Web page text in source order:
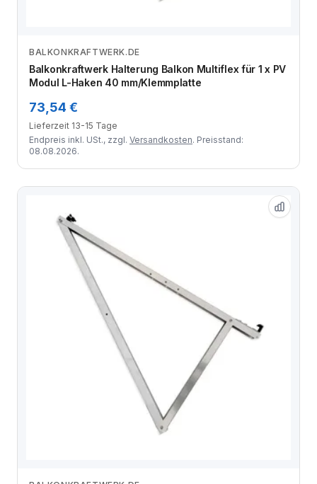
Zum Angebot
BALKONKRAFTWERK.DE
Balkonkraftwerk Halterung Balkon Multiflex für 1 x PV
Modul L-Haken 40 mm/Klemmplatte
73,54 €
Lieferzeit 13-15 Tage
Endpreis inkl. USt., zzgl. Versandkosten. Preisstand:
08.08.2026.